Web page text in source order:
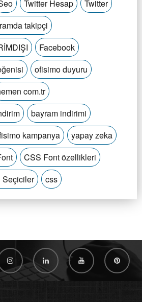
Twitter Hesap
Twitter
takipçi
Facebook
ofisimo duyuru
com.tr
bayram indirimi
kampanya
yapay zeka
CSS Font özellikleri
Seçiciler css